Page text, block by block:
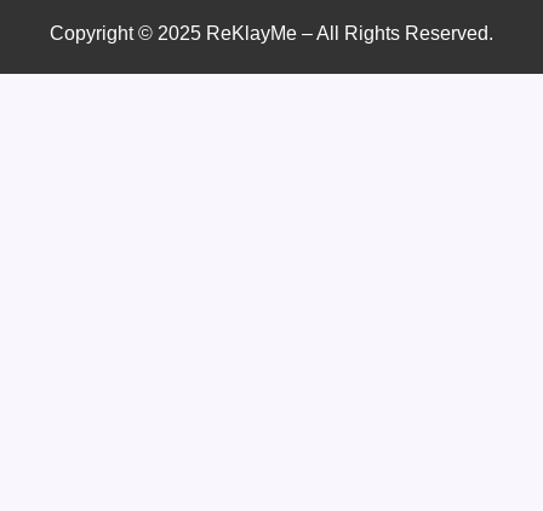
Copyright © 2025 ReKlayMe – All Rights Reserved.